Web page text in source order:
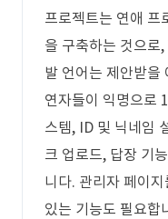
프로젝트는 연애 프
을 구축하는 것으
발 언어는 제안받을
연자들이 익명으로
스템, ID 및 닉네임
크 업로드, 답장 기
니다. 관리자 페이
있는 기능도 필요합